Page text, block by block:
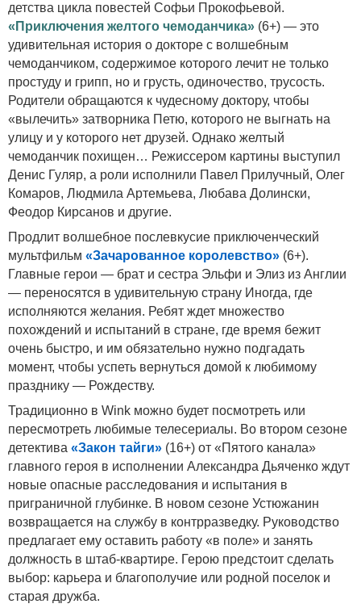
детства цикла повестей Софьи Прокофьевой.
«Приключения желтого чемоданчика» (6+) — это
удивительная история о докторе с волшебным
чемоданчиком, содержимое которого лечит не только
простуду и грипп, но и грусть, одиночество, трусость.
Родители обращаются к чудесному доктору, чтобы
«вылечить» затворника Петю, которого не выгнать на
улицу и у которого нет друзей. Однако желтый
чемоданчик похищен… Режиссером картины выступил
Денис Гуляр, а роли исполнили Павел Прилучный, Олег
Комаров, Людмила Артемьева, Любава Долински,
Феодор Кирсанов и другие.
Продлит волшебное послевкусие приключенческий
мультфильм «Зачарованное королевство» (6+).
Главные герои — брат и сестра Эльфи и Элиз из Англии
— переносятся в удивительную страну Иногда, где
исполняются желания. Ребят ждет множество
похождений и испытаний в стране, где время бежит
очень быстро, и им обязательно нужно подгадать
момент, чтобы успеть вернуться домой к любимому
празднику — Рождеству.
Традиционно в Wink можно будет посмотреть или
пересмотреть любимые телесериалы. Во втором сезоне
детектива «Закон тайги» (16+) от «Пятого канала»
главного героя в исполнении Александра Дьяченко ждут
новые опасные расследования и испытания в
приграничной глубинке. В новом сезоне Устюжанин
возвращается на службу в контрразведку. Руководство
предлагает ему оставить работу «в поле» и занять
должность в штаб-квартире. Герою предстоит сделать
выбор: карьера и благополучие или родной поселок и
старая дружба.